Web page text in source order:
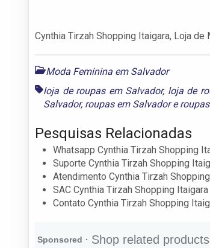
Cynthia Tirzah Shopping Itaigara, Loja
Moda Feminina em Salvador
loja de roupas em Salvador, loja de
Salvador, roupas em Salvadore
Pesquisas Relacionadas
Whatsapp Cynthia Tirzah Shopping
Suporte Cynthia Tirzah Shopping
Atendimento Cynthia Tirzah
SAC Cynthia Tirzah Shopping Itaigara
Contato Cynthia Tirzah Shopping